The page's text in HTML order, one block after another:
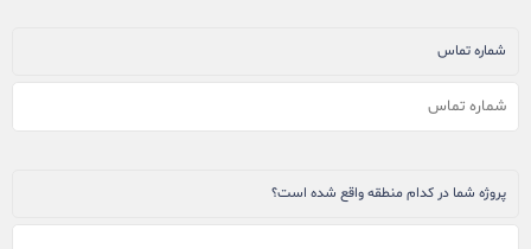
شماره تماس
پروژه شما در کدام منطقه واقع شده است؟